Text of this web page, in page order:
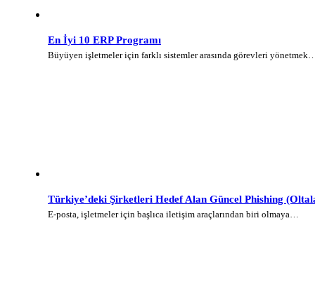
En İyi 10 ERP Programı
Büyüyen işletmeler için farklı sistemler arasında görevleri
Türkiye’deki Şirketleri Hedef Alan Güncel Phishing
E-posta, işletmeler için başlıca iletişim araçlarından biri olmaya…